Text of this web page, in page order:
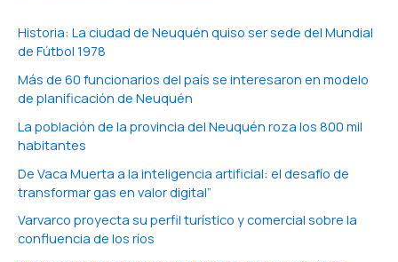
Historia: La ciudad de Neuquén quiso ser sede del Mundial
de Fútbol 1978
Más de 60 funcionarios del país se interesaron en modelo
de planificación de Neuquén
La población de la provincia del Neuquén roza los 800 mil
habitantes
De Vaca Muerta a la inteligencia artificial: el desafío de
transformar gas en valor digital”
Varvarco proyecta su perfil turístico y comercial sobre la
confluencia de los ríos